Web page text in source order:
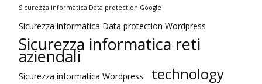
Sicurezza informatica Data protection Google
Sicurezza informatica Data protection Wordpress
Sicurezza informatica reti
aziendali
Sicurezza informatica Wordpress technology